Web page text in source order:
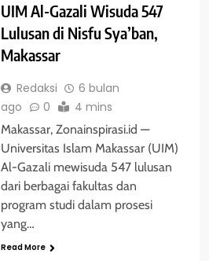
UIM Al-Gazali Wisuda 547
Lulusan di Nisfu Sya’ban,
Makassar
Redaksi
6 bulan
ago
0 4 mins
Makassar, Zonainspirasi.id —
Universitas Islam Makassar (UIM)
Al-Gazali mewisuda 547 lulusan
dari berbagai fakultas dan
program studi dalam prosesi
yang…
Read More